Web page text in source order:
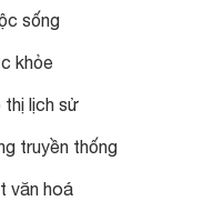
sống
khỏe
lịch sử
truyền thống
văn hoá